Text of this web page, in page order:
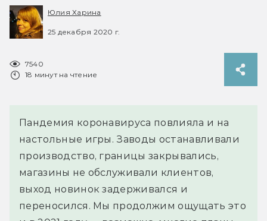
Юлия Харина
25 декабря 2020 г.
7540
18 минут на чтение
Пандемия коронавируса повлияла и на
настольные игры. Заводы останавливали
производство, границы закрывались,
магазины не обслуживали клиентов,
выход новинок задерживался и
переносился. Мы продолжим ощущать это